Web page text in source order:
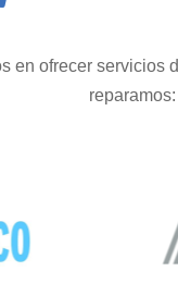
en ofrecer servicios
reparamos: